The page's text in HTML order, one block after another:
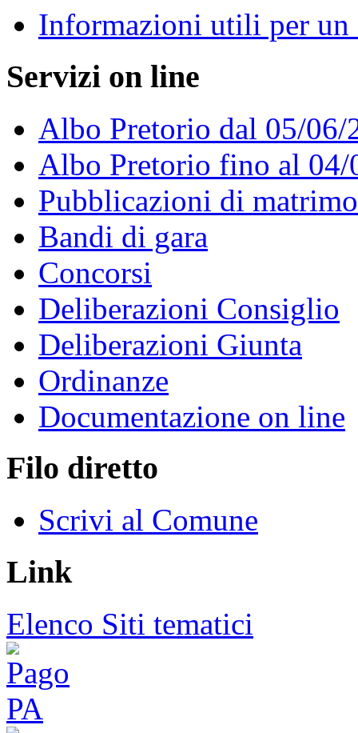
Informazioni utili per un
Servizi on line
Albo Pretorio dal 05/06/
Albo Pretorio fino al 04/
Pubblicazioni di
Bandi di gara
Concorsi
Deliberazioni Consiglio
Deliberazioni Giunta
Ordinanze
Documentazione on line
Filo diretto
Scrivi al Comune
Link
Elenco Siti tematici